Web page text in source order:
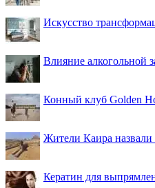
Искусство
Влияние алкогольной
Конный клуб Golden
Жители Каира
Кератин для